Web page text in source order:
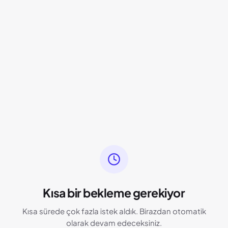
Kısa bir bekleme gerekiyor
Kısa sürede çok fazla istek aldık. Birazdan otomatik
olarak devam edeceksiniz.